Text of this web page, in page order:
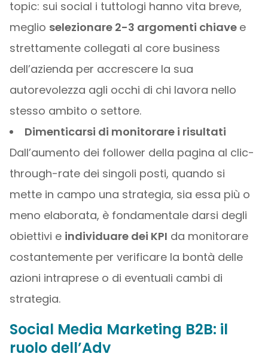
topic: sui social i tuttologi hanno vita breve,
meglio selezionare 2-3 argomenti chiave e
strettamente collegati al core business
dell’azienda per accrescere la sua
autorevolezza agli occhi di chi lavora nello
stesso ambito o settore.
Dimenticarsi di monitorare i risultati
Dall’aumento dei follower della pagina al clic-
through-rate dei singoli posti, quando si
mette in campo una strategia, sia essa più o
meno elaborata, è fondamentale darsi degli
obiettivi e individuare dei KPI da monitorare
costantemente per verificare la bontà delle
azioni intraprese o di eventuali cambi di
strategia.
Social Media Marketing B2B: il
ruolo dell’Adv